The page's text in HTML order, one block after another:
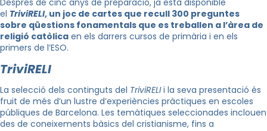
el TriviRELI, un joc de cartes que recull 300 preguntes
sobre qüestions fonamentals que es treballen a l’àrea de
religió catòlica en els darrers cursos de primària i en els
primers de l’ESO.
TriviRELI
La selecció dels continguts del TriviRELIi la seva presentació és
fruit de més d’un lustre d’experiències pràctiques en escoles
públiques de Barcelona. Les temàtiques seleccionades inclouen
des de coneixements bàsics del cristianisme, fins a